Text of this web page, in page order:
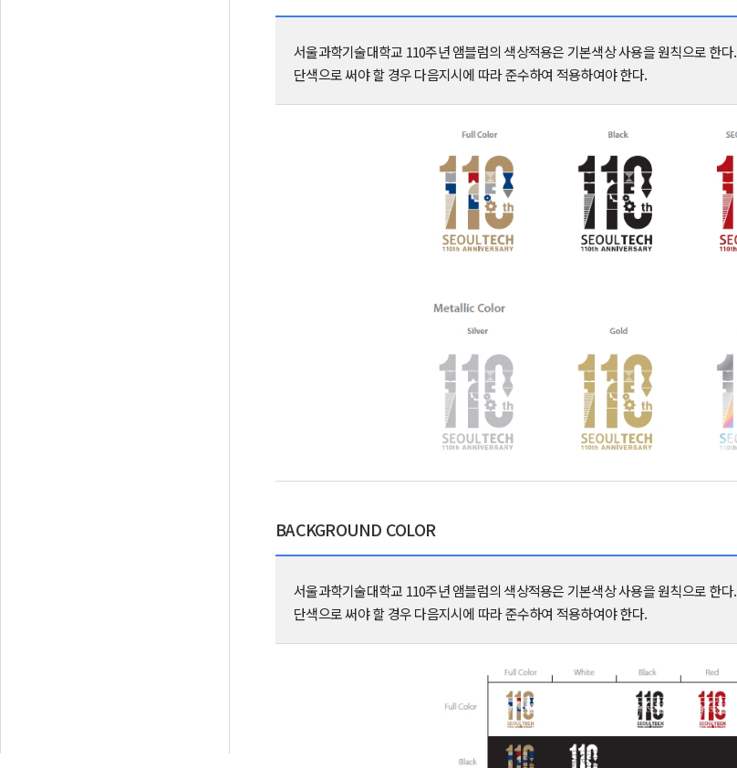
서울과학기술대학교 110주년 앰블럼의 색상적용은 기본색상 사용을 원칙으로 한다.
단색으로 써야 할 경우 다음지시에 따라 준수하여 적용하여야 한다.
BACKGROUND COLOR
서울과학기술대학교 110주년 앰블럼의 색상적용은 기본색상 사용을 원칙으로 한다.
단색으로 써야 할 경우 다음지시에 따라 준수하여 적용하여야 한다.